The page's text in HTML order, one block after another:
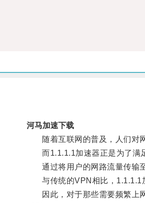
河马加速下载
随着互联网的普及，人们对网
而1.1.1.1加速器正是为了满足
通过将用户的网路流量传输至
与传统的VPN相比，1.1.1.1加
因此，对于那些需要频繁上网